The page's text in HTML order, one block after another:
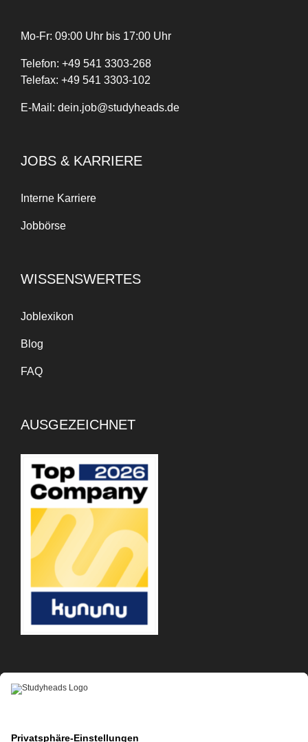
Mo-Fr: 09:00 Uhr bis 17:00 Uhr
Telefon: +49 541 3303-268
Telefax: +49 541 3303-102
E-Mail: dein.job@studyheads.de
JOBS & KARRIERE
Interne Karriere
Jobbörse
WISSENSWERTES
Joblexikon
Blog
FAQ
AUSGEZEICHNET